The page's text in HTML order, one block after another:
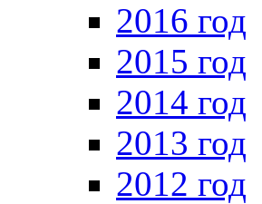
2016 год
2015 год
2014 год
2013 год
2012 год